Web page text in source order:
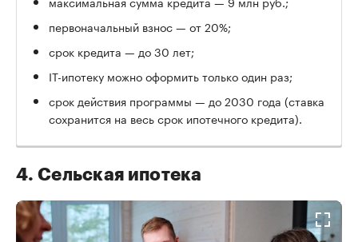
первоначальный взнос — от 20%;
срок кредита — до 30 лет;
IT-ипотеку можно оформить только один раз;
срок действия программы — до 2030 года (ставка
сохранится на весь срок ипотечного кредита).
4. Сельская ипотека